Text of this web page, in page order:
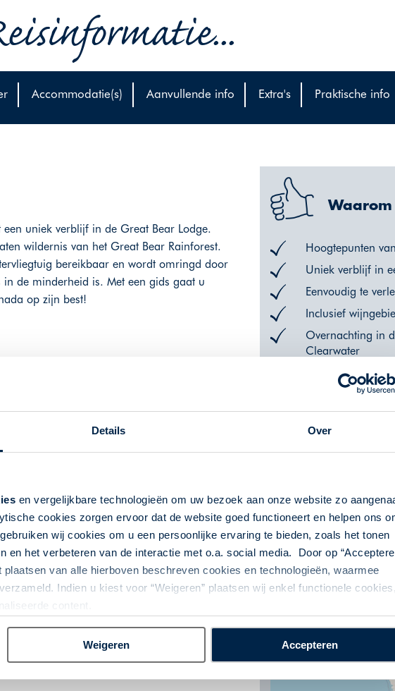
Details Over
en vergelijkbare technologieën om uw bezoek aan onze website zo
cookies zorgen ervoor dat de website goed functioneert en helpen ons
wij cookies om u een persoonlijke ervaring te bieden, zoals het tonen
en het verbeteren van de interactie met o.a. social media. Door op
van alle hierboven beschreven cookies en technologieën, waarmee
Indien u kiest voor “Weigeren” plaatsen wij enkel functionele cookies,
content.
Weigeren Accepteren
Accommodatie(s) Aanvullende info Extra's Praktische info
uniek verblijf in de Great Bear Lodge.
wildernis van het Great Bear Rainforest.
bereikbaar en wordt omringd door
de minderheid is. Met een gids gaat u
op zijn best!
Waarom
Hoogtepunten
Uniek verblijf in
Eenvoudig te
Inclusief
Overnachting in
Clearwater
VANAF 7395,- P.P.
Kaart